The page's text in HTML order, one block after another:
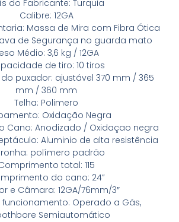
do Fabricante: Turquia
Calibre: 12GA
Massa de Mira com Fibra Ótica
de Segurança no guarda mato
Médio: 3,6 kg / 12GA
de tiro: 10 tiros
puxador: ajustável 370 mm / 365
mm / 360 mm
Telha: Polimero
Oxidação Negra
Cano: Anodizado / Oxidaçao negra
Aluminio de alta resistência
polímero padrão
total: 115
do cano: 24”
e Câmara: 12GA/76mm/3″
funcionamento: Operado a Gás,
Semiautomático